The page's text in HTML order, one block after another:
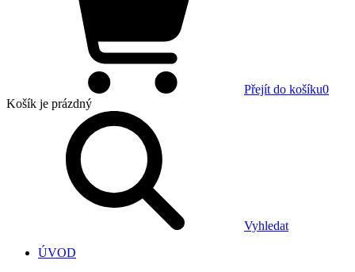
Přejít do košíku0
Košík je prázdný
Vyhledat
ÚVOD